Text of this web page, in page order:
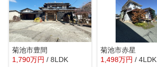
菊池市豊間
1,790万円 / 8LDK
菊池市赤星
1,498万円 / 4LDK